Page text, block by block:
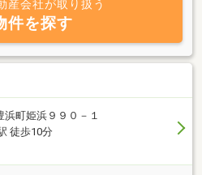
産会社が取り扱う
件を探す
町姫浜９９０－１
徒歩10分